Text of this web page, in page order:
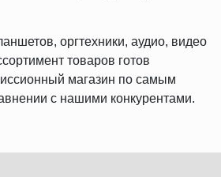
оргтехники, аудио, видео
товаров готов
магазин по самым
с нашими конкурентами.